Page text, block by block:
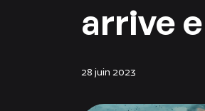
arrive
28 juin 2023